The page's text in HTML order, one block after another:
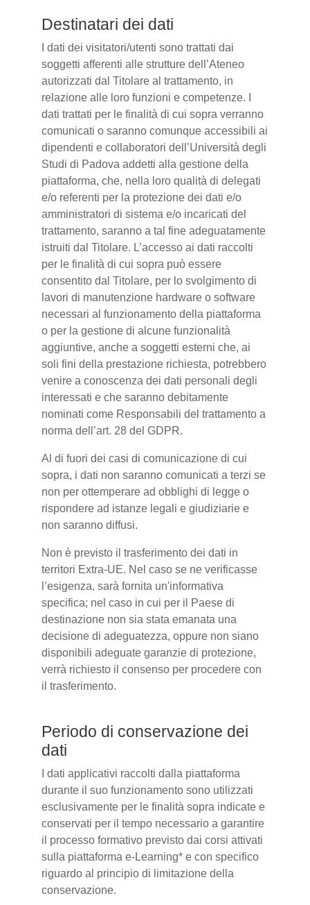
Destinatari dei dati
I dati dei visitatori/utenti sono trattati dai
soggetti afferenti alle strutture dell’Ateneo
autorizzati dal Titolare al trattamento, in
relazione alle loro funzioni e competenze. I
dati trattati per le finalità di cui sopra verranno
comunicati o saranno comunque accessibili ai
dipendenti e collaboratori dell’Università degli
Studi di Padova addetti alla gestione della
piattaforma, che, nella loro qualità di delegati
e/o referenti per la protezione dei dati e/o
amministratori di sistema e/o incaricati del
trattamento, saranno a tal fine adeguatamente
istruiti dal Titolare. L’accesso ai dati raccolti
per le finalità di cui sopra può essere
consentito dal Titolare, per lo svolgimento di
lavori di manutenzione hardware o software
necessari al funzionamento della piattaforma
o per la gestione di alcune funzionalità
aggiuntive, anche a soggetti esterni che, ai
soli fini della prestazione richiesta, potrebbero
venire a conoscenza dei dati personali degli
interessati e che saranno debitamente
nominati come Responsabili del trattamento a
norma dell’art. 28 del GDPR.
Al di fuori dei casi di comunicazione di cui
sopra, i dati non saranno comunicati a terzi se
non per ottemperare ad obblighi di legge o
rispondere ad istanze legali e giudiziarie e
non saranno diffusi.
Non è previsto il trasferimento dei dati in
territori Extra-UE. Nel caso se ne verificasse
l’esigenza, sarà fornita un'informativa
specifica; nel caso in cui per il Paese di
destinazione non sia stata emanata una
decisione di adeguatezza, oppure non siano
disponibili adeguate garanzie di protezione,
verrà richiesto il consenso per procedere con
il trasferimento.
Periodo di conservazione dei
dati
I dati applicativi raccolti dalla piattaforma
durante il suo funzionamento sono utilizzati
esclusivamente per le finalità sopra indicate e
conservati per il tempo necessario a garantire
il processo formativo previsto dai corsi attivati
sulla piattaforma e-Learning* e con specifico
riguardo al principio di limitazione della
conservazione.